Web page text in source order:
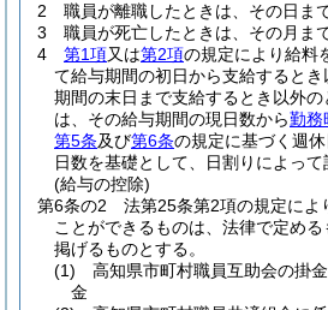
2
職員が離職したときは、その日ま
3
職員が死亡したときは、その月ま
4
第1項又は第2項の規定により給料
て給与期間の初日から支給すると
期間の末日まで支給するとき以外
は、その給与期間の現日数から勤務
第5条及び第6条の規定に基づく週
日数を基礎として、日割りによって
(給与の控除)
第6条の2
法第25条第2項の規定によ
ことができるものは、法律で定め
掲げるものとする。
(1)
高知県市町村職員互助会の掛
金